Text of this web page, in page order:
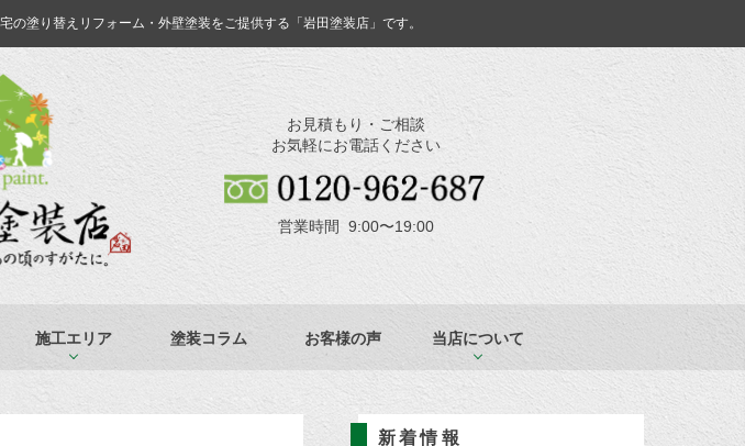
の塗り替えリフォーム・外壁塗装をご提供する「岩田塗装店」です。
お見積もり・ご相談
お気軽にお電話ください
営業時間 9:00〜19:00
施工エリア 塗装コラム お客様の声 当店について
新着情報